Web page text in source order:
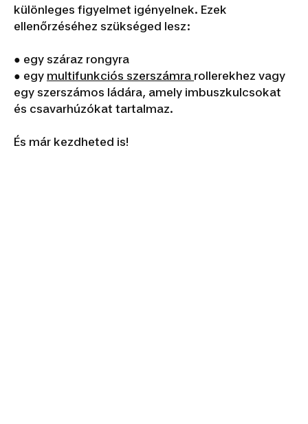
különleges figyelmet igényelnek. Ezek
ellenőrzéséhez szükséged lesz:
● egy száraz rongyra
● egy multifunkciós szerszámra rollerekhez vagy
egy szerszámos ládára, amely imbuszkulcsokat
és csavarhúzókat tartalmaz.
És már kezdheted is!